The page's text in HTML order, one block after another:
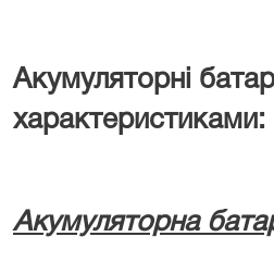
Акумуляторні
характеристиками:
Акумуляторна